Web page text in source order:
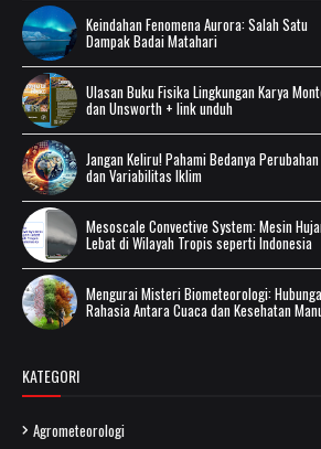
Keindahan Fenomena Aurora: Salah Satu
Dampak Badai Matahari
Ulasan Buku Fisika Lingkungan Karya
dan Unsworth + link unduh
Jangan Keliru! Pahami Bedanya
dan Variabilitas Iklim
Mesoscale Convective System: Mesin
Lebat di Wilayah Tropis seperti Indonesia
Mengurai Misteri Biometeorologi:
Rahasia Antara Cuaca dan Kesehatan
KATEGORI
Agrometeorologi